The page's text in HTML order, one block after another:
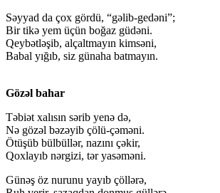
Səyyad da çox gördü, “gəlib-gedəni”;
Bir tikə yem üçün boğaz güdəni.
Qeybətləşib, alçaltmayın kimsəni,
Babal yığıb, siz günaha batmayın.
Gözəl bahar
Təbiət xalısın sərib yenə də,
Nə gözəl bəzəyib çölü-çəməni.
Ötüşüb bülbüllər, nazını çəkir,
Qoxlayıb nərgizi, tər yasəməni.
Günəş öz nurunu yayıb çöllərə,